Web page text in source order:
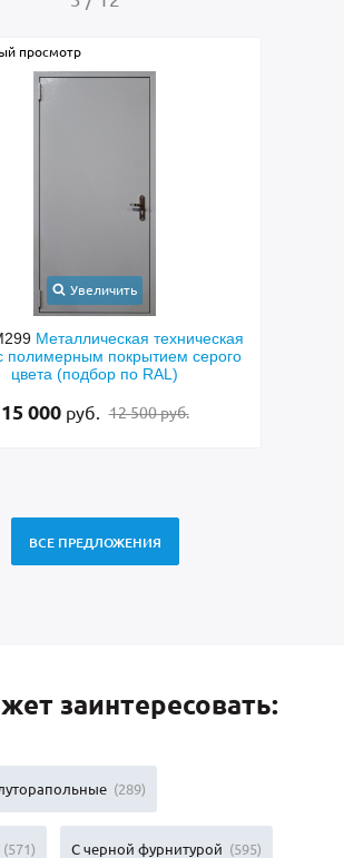
просмотр
Увеличить
Полуторастворчатая входная
боковой вставкой, порошковым
покрытием, ручкой-скобой,
48 500 руб. 49 500 руб.
ВСЕ ПРЕДЛОЖЕНИЯ
заинтересовать:
(289)
(571) С черной фурнитурой (595)